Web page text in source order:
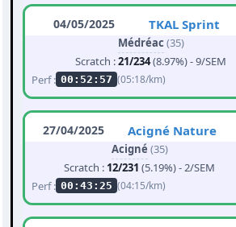
04/05/2025 TKAL Sprint
Médréac (35)
Scratch :21/234(8.97%) - 9/SEM
Perf : 00:52:57 (05:18/km)
27/04/2025 Acigné Nature
Acigné (35)
Scratch : 12/231 (5.19%) - 2/SEM
Perf : 00:43:25 (04:15/km)